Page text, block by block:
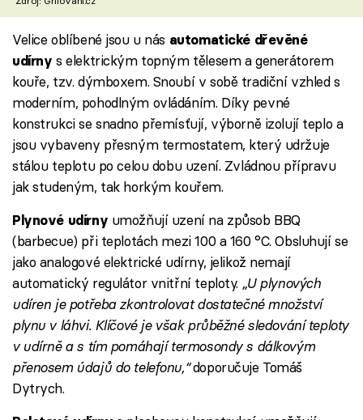
Velice oblíbené jsou u nás automatické dřevěné
udírny s elektrickým topným tělesem a generátorem
kouře, tzv. dýmboxem. Snoubí v sobě tradiční vzhled s
moderním, pohodlným ovládáním. Díky pevné
konstrukci se snadno přemísťují, výborně izolují teplo a
jsou vybaveny přesným termostatem, který udržuje
stálou teplotu po celou dobu uzení. Zvládnou přípravu
jak studeným, tak horkým kouřem.
Plynové udírny umožňují uzení na způsob BBQ
(barbecue) při teplotách mezi 100 a 160 °C. Obsluhují se
jako analogové elektrické udírny, jelikož nemají
automatický regulátor vnitřní teploty. „U plynových
udíren je potřeba zkontrolovat dostatečné množství
plynu v láhvi. Klíčové je však průběžné sledování teploty
v udírně a s tím pomáhají termosondy s dálkovým
přenosem údajů do telefonu,“doporučuje Tomáš
Dytrych.